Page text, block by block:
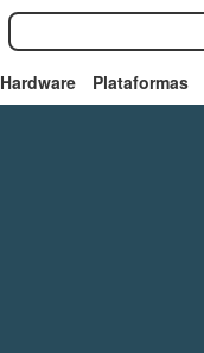
Hardware Plataformas